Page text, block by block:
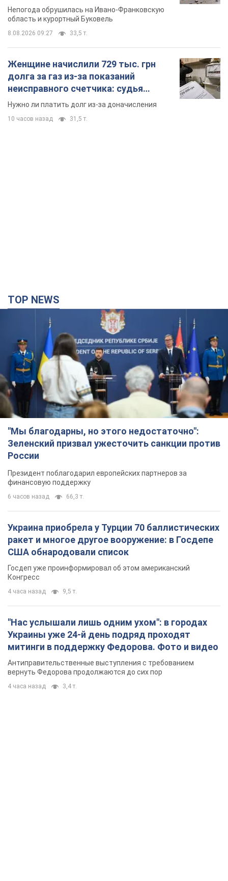
Непогода обрушилась на Ивано-Франковскую
область и курортный Буковель
8.08.2026 09:27 33,5 т.
Женщине начислили 729 тыс. грн
долга за газ из-за показаний
неисправного счетчика: судья
вынес неожиданное решение
Нужно ли платить долг из-за доначисления
10 часов назад 31,5 т.
TOP NEWS
"Мы благодарны, но этого недостаточно":
Зеленский призвал ужесточить санкции против
России
Президент поблагодарил европейских партнеров за
финансовую поддержку
6 часов назад 66,3 т.
Украина приобрела у Турции 70 баллистических
ракет и многое другое вооружение: в Госдепе
США обнародовали список
Госдеп уже проинформировал об этом американский
Конгресс
4 часа назад 9,5 т.
"Нас услышали лишь одним ухом": в городах
Украины уже 24-й день подряд проходят
митинги в поддержку Федорова. Фото и видео
Антиправительственные выступления с требованием
вернуть Федорова продолжаются до сих пор
4 часа назад 3,4 т.